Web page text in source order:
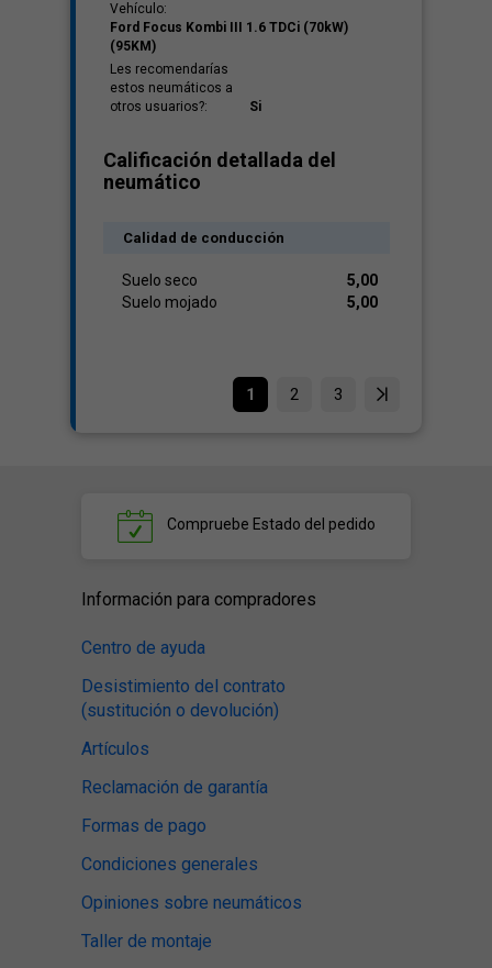
Vehículo:
Ford Focus Kombi III 1.6 TDCi (70kW)
(95KM)
Les recomendarías
estos neumáticos a
otros usuarios?:
Si
Calificación detallada del
neumático
Calidad de conducción
Suelo seco
5,00
Suelo mojado
5,00
1 2 3
Compruebe Estado del pedido
Información para compradores
Centro de ayuda
Desistimiento del contrato
(sustitución o devolución)
Artículos
Reclamación de garantía
Formas de pago
Condiciones generales
Opiniones sobre neumáticos
Taller de montaje